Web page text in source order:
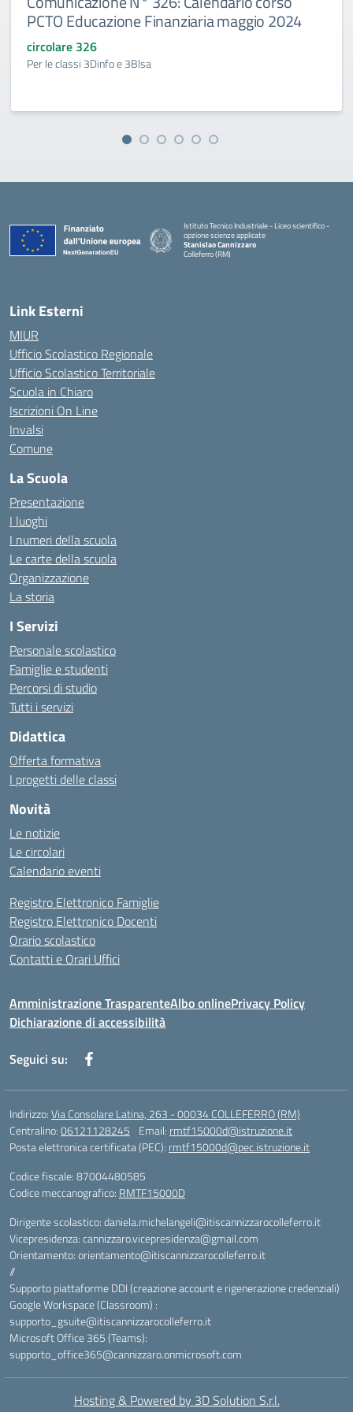
PCTO Educazione Finanziaria maggio 2024
circolare 326
Per le classi 3Dinfo e 3Blsa
Istituto Tecnico Industriale - Liceo scientifico -
opzione scienze applicate
Stanislao Cannizzaro
Colleferro (RM)
Link Esterni
MIUR
Ufficio Scolastico Regionale
Ufficio Scolastico Territoriale
Scuola in Chiaro
Iscrizioni On Line
Invalsi
Comune
La Scuola
Presentazione
I luoghi
I numeri della scuola
Le carte della scuola
Organizzazione
La storia
I Servizi
Personale scolastico
Famiglie e studenti
Percorsi di studio
Tutti i servizi
Didattica
Offerta formativa
I progetti delle classi
Novità
Le notizie
Le circolari
Calendario eventi
Registro Elettronico Famiglie
Registro Elettronico Docenti
Orario scolastico
Contatti e Orari Uffici
Amministrazione TrasparenteAlbo onlinePrivacy Policy
Dichiarazione di accessibilità
Seguici su:
Indirizzo:Via Consolare Latina, 263 - 00034 COLLEFERRO (RM)
Centralino:06121128245 Email: rmtf15000d@istruzione.it
Posta elettronica certificata (PEC): rmtf15000d@pec.istruzione.it
Codice fiscale: 87004480585
Codice meccanografico: RMTF15000D
Dirigente scolastico: daniela.michelangeli@itiscannizzarocolleferro.it
Vicepresidenza: cannizzaro.vicepresidenza@gmail.com
Orientamento: orientamento@itiscannizzarocolleferro.it
//
Supporto piattaforme DDI (creazione account e rigenerazione credenziali)
Google Workspace (Classroom) :
supporto_gsuite@itiscannizzarocolleferro.it
Microsoft Office 365 (Teams):
supporto_office365@cannizzaro.onmicrosoft.com
Hosting & Powered by 3D Solution S.r.l.